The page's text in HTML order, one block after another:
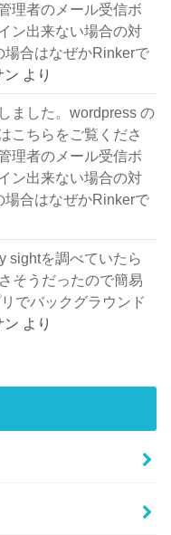
理者のメール受信ボ
ン出来ない場合の対
場合はなぜかRinkerで
ン より
ました。wordpress の
こちらをご覧くださ
理者のメール受信ボ
ン出来ない場合の対
場合はなぜかRinkerで
sightを調べていたら
そうだったので簡易
でバックグラウンド
ン より